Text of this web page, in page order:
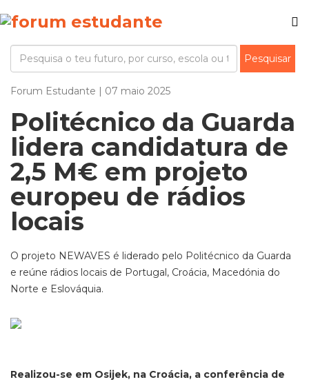
Forum Estudante | 07 maio 2025
Politécnico da Guarda
lidera candidatura de
2,5 M€ em projeto
europeu de rádios
locais
O projeto NEWAVES é liderado pelo Politécnico da Guarda
e reúne rádios locais de Portugal, Croácia, Macedónia do
Norte e Eslováquia.
Realizou-se em Osijek, na Croácia, a conferência de